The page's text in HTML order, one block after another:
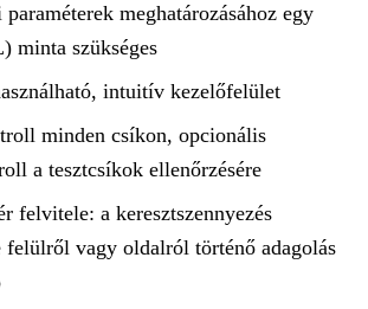
meghatározásához egy
minta szükséges
intuitív kezelőfelület
minden csíkon, opcionális
a tesztcsíkok ellenőrzésére
felvitele: a keresztszennyezés
felülről vagy oldalról történő adagolás